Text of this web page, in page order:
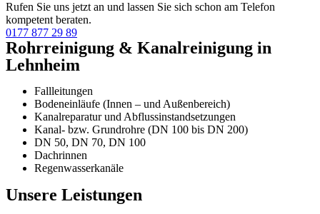
Rufen Sie uns jetzt an und lassen Sie sich schon am Telefon
kompetent beraten.
0177 877 29 89
Rohrreinigung & Kanalreinigung in
Lehnheim
Fallleitungen
Bodeneinläufe (Innen – und Außenbereich)
Kanalreparatur und Abflussinstandsetzungen
Kanal- bzw. Grundrohre (DN 100 bis DN 200)
DN 50, DN 70, DN 100
Dachrinnen
Regenwasserkanäle
Unsere Leistungen